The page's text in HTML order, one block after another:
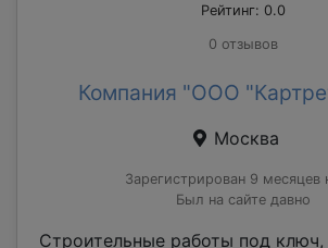
Рейтинг: 0.0
0 отзывов
Компания "ООО
Москва
Зарегистрирован 9 месяцев
Был на сайте давно
Строительные работы под ключ,